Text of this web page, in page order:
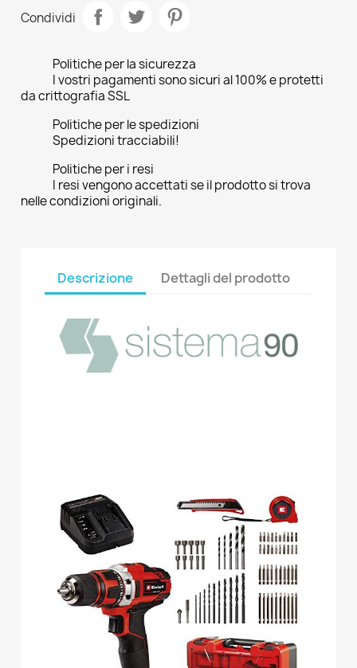
Condividi
Politiche per la sicurezza
I vostri pagamenti sono sicuri al 100% e protetti
da crittografia SSL
Politiche per le spedizioni
Spedizioni tracciabili!
Politiche per i resi
I resi vengono accettati se il prodotto si trova
nelle condizioni originali.
Descrizione Dettagli del prodotto